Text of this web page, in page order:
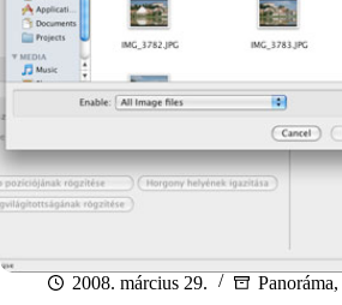
2008. március 29. Panoráma,